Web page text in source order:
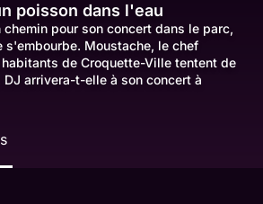
poisson dans l'eau
pour son concert dans le parc,
s'embourbe. Moustache, le chef
de Croquette-Ville tentent de
arrivera-t-elle à son concert à